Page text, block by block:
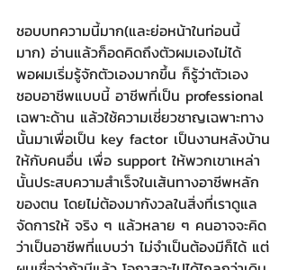
ชอบบทความนี้มาก(และย่อหน้าในท่อนนี้
มาก) อ่านแล้วก็อดคิดถึงตัวผมเองไม่ได้
พอผมเริ่มรู้จักตัวเองมากขึ้น ก็รู้ว่าตัวเอง
ชอบอาชีพแบบนี้ อาชีพที่เป็น professional
เฉพาะด้าน แล้วใช้ความเชี่ยวชาญเฉพาะทาง
นั้นมาเพื่อเป็น key factor เป็นงานหลังบ้าน
ให้กับคนอื่น เพื่อ support ให้พวกเขาเหล่า
นั้นประสบความสำเร็จในเส้นทางอาชีพหลัก
ของตน โดยไม่ต้องมากังวลในสิ่งที่เราดูแล
จัดการให้ จริง ๆ แล้วหลาย ๆ คนอาจจะคิด
ว่าเป็นอาชีพที่แบบว่า ไม่จำเป็นต้องมีก็ได้ แต่